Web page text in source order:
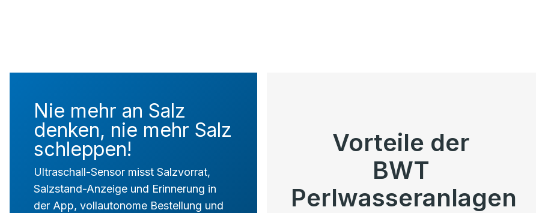
Nie mehr an Salz
denken, nie mehr Salz
schleppen!
Ultraschall-Sensor misst Salzvorrat,
Salzstand-Anzeige und Erinnerung in
der App, vollautonome Bestellung und
Vorteile der
BWT
Perlwasseranlagen